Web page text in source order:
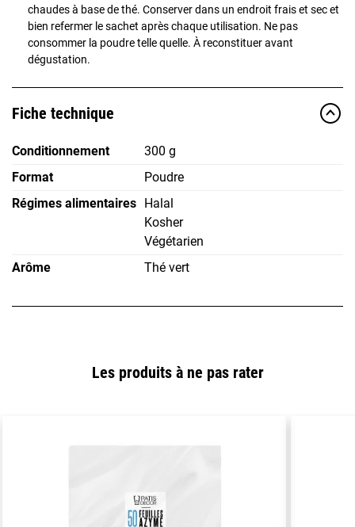
chaudes à base de thé. Conserver dans un endroit frais et sec et
bien refermer le sachet après chaque utilisation. Ne pas
consommer la poudre telle quelle. À reconstituer avant
dégustation.
Fiche technique
Conditionnement
300 g
Format
Poudre
Régimes alimentaires Halal
Kosher
Végétarien
Arôme
Thé vert
Les produits à ne pas rater